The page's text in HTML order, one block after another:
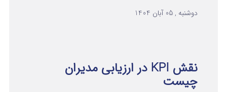
دوشنبه , 05 آبان 1404
نقش KPI در ارزیابی مدیران
چیست